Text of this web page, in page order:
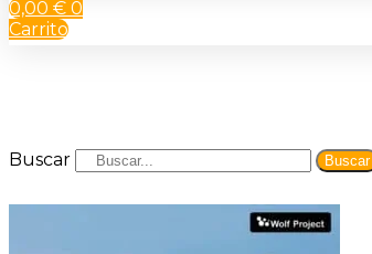
0,00 € 0
Carrito
Buscar Buscar